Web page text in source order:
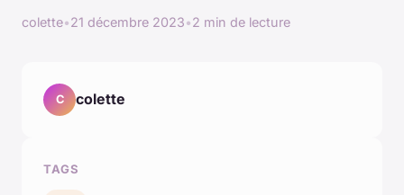
colette•21 décembre 2023•2 min de lecture
C colette
TAGS